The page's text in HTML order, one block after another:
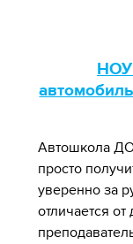
НОУ
Автошкола
просто
уверенно за
отличается